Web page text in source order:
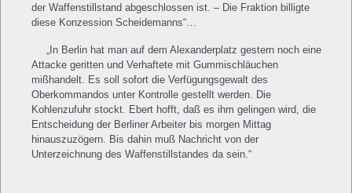
der Waffenstillstand abgeschlossen ist. – Die Fraktion billigte
diese Konzession Scheidemanns“…
„In Berlin hat man auf dem Alexanderplatz gestern noch eine
Attacke geritten und Verhaftete mit Gummischläuchen
mißhandelt. Es soll sofort die Verfügungsgewalt des
Oberkommandos unter Kontrolle gestellt werden. Die
Kohlenzufuhr stockt. Ebert hofft, daß es ihm gelingen wird, die
Entscheidung der Berliner Arbeiter bis morgen Mittag
hinauszuzögern. Bis dahin muß Nachricht von der
Unterzeichnung des Waffenstillstandes da sein.“